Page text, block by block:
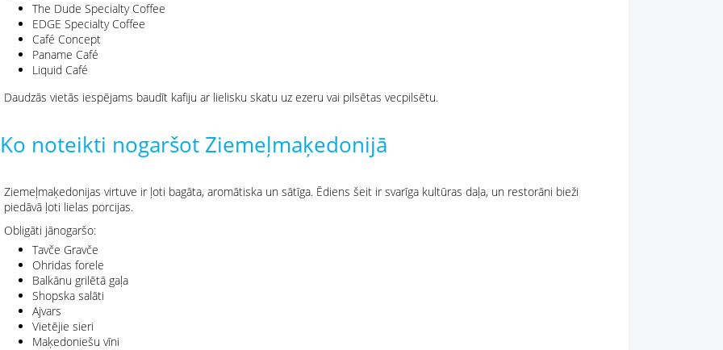
The Dude Specialty Coffee
EDGE Specialty Coffee
Café Concept
Paname Café
Liquid Café
Daudzās vietās iespējams baudīt kafiju ar lielisku skatu uz ezeru vai pilsētas vecpilsētu.
Ko noteikti nogaršot Ziemeļmaķedonijā
Ziemeļmaķedonijas virtuve ir ļoti bagāta, aromātiska un sātīga. Ēdiens šeit ir svarīga kultūras daļa, un restorāni bieži
piedāvā ļoti lielas porcijas.
Obligāti jānogaršo:
Tavče Gravče
Ohridas forele
Balkānu grilētā gaļa
Shopska salāti
Ajvars
Vietējie sieri
Maķedoniešu vīni